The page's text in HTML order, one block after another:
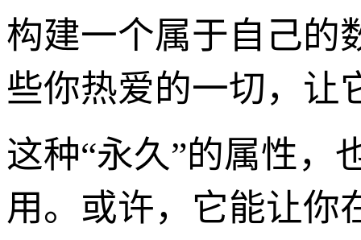
构建一个属于自己的
些你热爱的一切，让
这种“永久”的属性，
用。或许，它能让你